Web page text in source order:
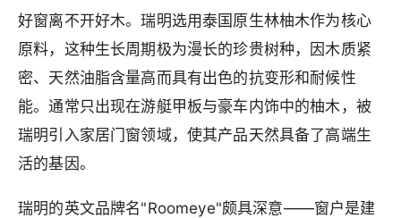
好窗离不开好木。瑞明选用泰国原生林柚木作为核心
原料，这种生长周期极为漫长的珍贵树种，因木质紧
密、天然油脂含量高而具有出色的抗变形和耐候性
能。通常只出现在游艇甲板与豪车内饰中的柚木，被
瑞明引入家居门窗领域，使其产品天然具备了高端生
活的基因。
瑞明的英文品牌名"Roomeye"颇具深意——窗户是建